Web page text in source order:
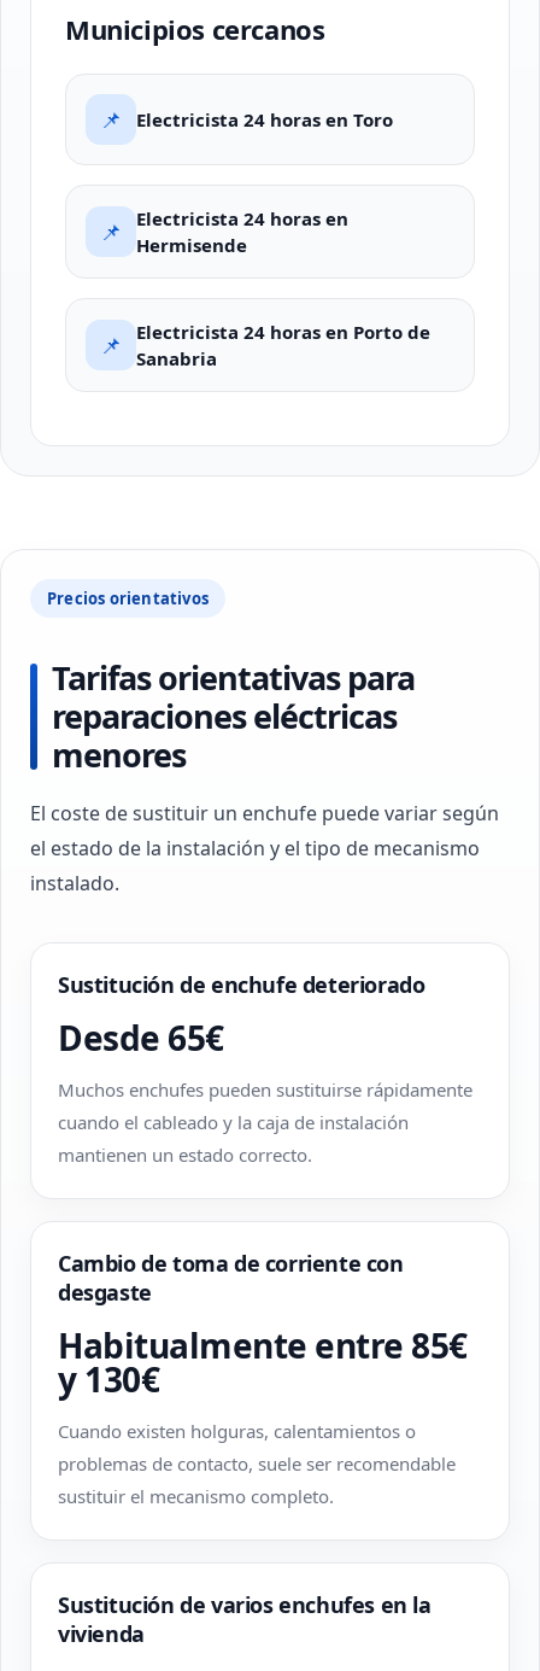
Municipios cercanos
📌 Electricista 24 horas en Toro
📌
Electricista 24 horas en
Hermisende
📌
Electricista 24 horas en Porto de
Sanabria
Precios orientativos
Tarifas orientativas para
reparaciones eléctricas
menores
El coste de sustituir un enchufe puede variar según
el estado de la instalación y el tipo de mecanismo
instalado.
Sustitución de enchufe deteriorado
Desde 65€
Muchos enchufes pueden sustituirse rápidamente
cuando el cableado y la caja de instalación
mantienen un estado correcto.
Cambio de toma de corriente con
desgaste
Habitualmente entre 85€
y 130€
Cuando existen holguras, calentamientos o
problemas de contacto, suele ser recomendable
sustituir el mecanismo completo.
Sustitución de varios enchufes en la
vivienda